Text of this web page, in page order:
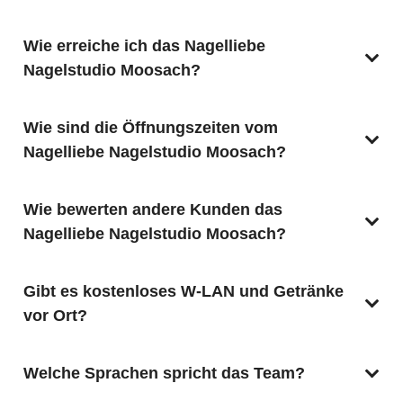
Wie erreiche ich das Nagelliebe
Nagelstudio Moosach?
Wie sind die Öffnungszeiten vom
Nagelliebe Nagelstudio Moosach?
Wie bewerten andere Kunden das
Nagelliebe Nagelstudio Moosach?
Gibt es kostenloses W‑LAN und Getränke
vor Ort?
Welche Sprachen spricht das Team?